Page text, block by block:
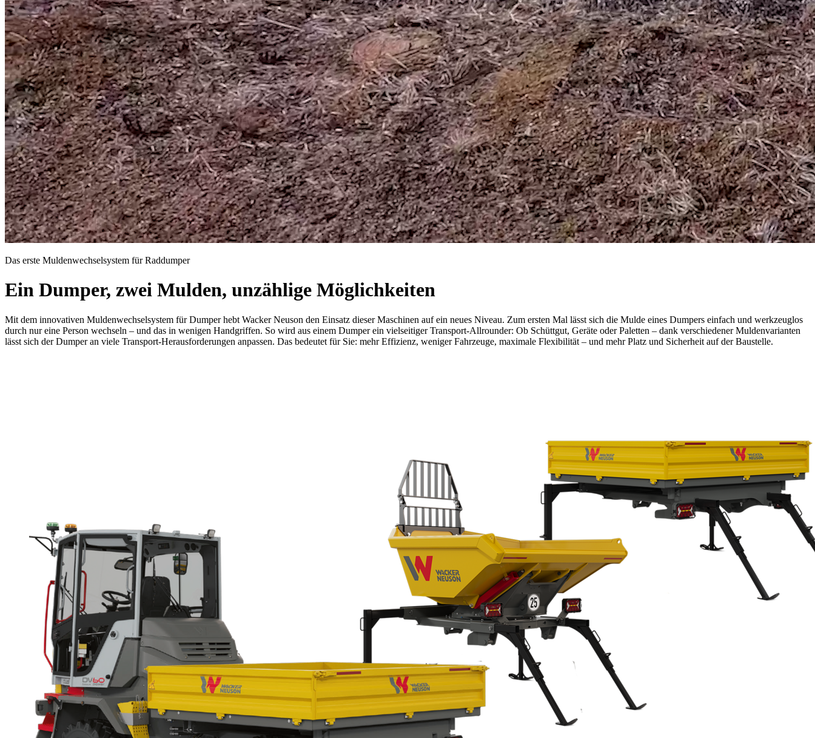
Das erste Muldenwechselsystem für Raddumper
Ein Dumper, zwei Mulden, unzählige Möglichkeiten
Mit dem innovativen Muldenwechselsystem für Dumper hebt Wacker Neuson den Einsatz dieser Maschinen auf ein neues Niveau. Zum ersten Mal lässt sich die Mulde eines Dumpers einfach und werkzeuglos
durch nur eine Person wechseln – und das in wenigen Handgriffen. So wird aus einem Dumper ein vielseitiger Transport-Allrounder: Ob Schüttgut, Geräte oder Paletten – dank verschiedener Muldenvarianten
lässt sich der Dumper an viele Transport-Herausforderungen anpassen. Das bedeutet für Sie: mehr Effizienz, weniger Fahrzeuge, maximale Flexibilität – und mehr Platz und Sicherheit auf der Baustelle.